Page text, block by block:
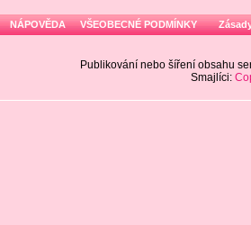
NÁPOVĚDA VŠEOBECNÉ PODMÍNKY
Publikování nebo šíření obsahu
Smajlíci: